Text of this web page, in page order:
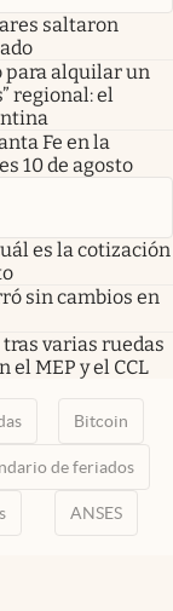
saltaron
para alquilar un
regional: el
Fe en la
10 de agosto
es la cotización
sin cambios en
varias ruedas
el MEP y el CCL
Bitcoin
de feriados
ANSES
pestaña
nueva pestaña
en nueva pestaña